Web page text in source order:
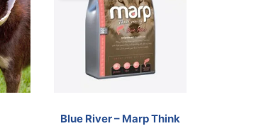
Blue River – Marp Think